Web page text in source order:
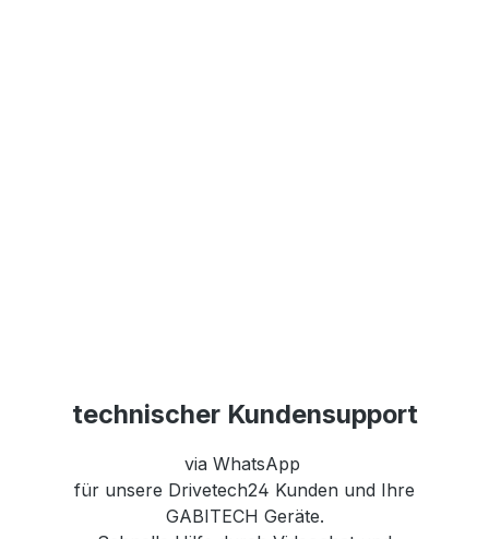
technischer Kundensupport
via WhatsApp
für unsere Drivetech24 Kunden und Ihre
GABITECH Geräte.